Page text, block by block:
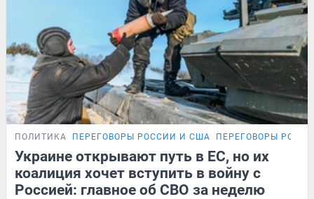
ПОЛИТИКА ПЕРЕГОВОРЫ РОССИИ И США ПЕРЕГОВОРЫ
Украине открывают путь в ЕС, но их
коалиция хочет вступить в войну с
Россией: главное об СВО за неделю